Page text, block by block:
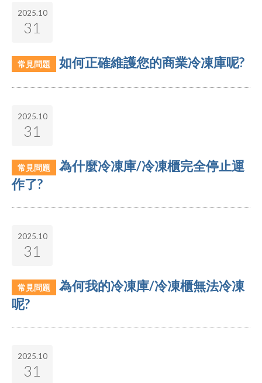
2025.10
31
常見問題 如何正確維護您的商業冷凍庫呢?
2025.10
31
常見問題
為什麼冷凍庫/冷凍櫃完全停止運
作了?
2025.10
31
常見問題
為何我的冷凍庫/冷凍櫃無法冷凍
呢?
2025.10
31